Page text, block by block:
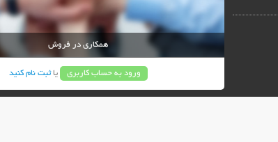
همکاری در فروش
ورود به حساب کاربری یاثبت نام کنید